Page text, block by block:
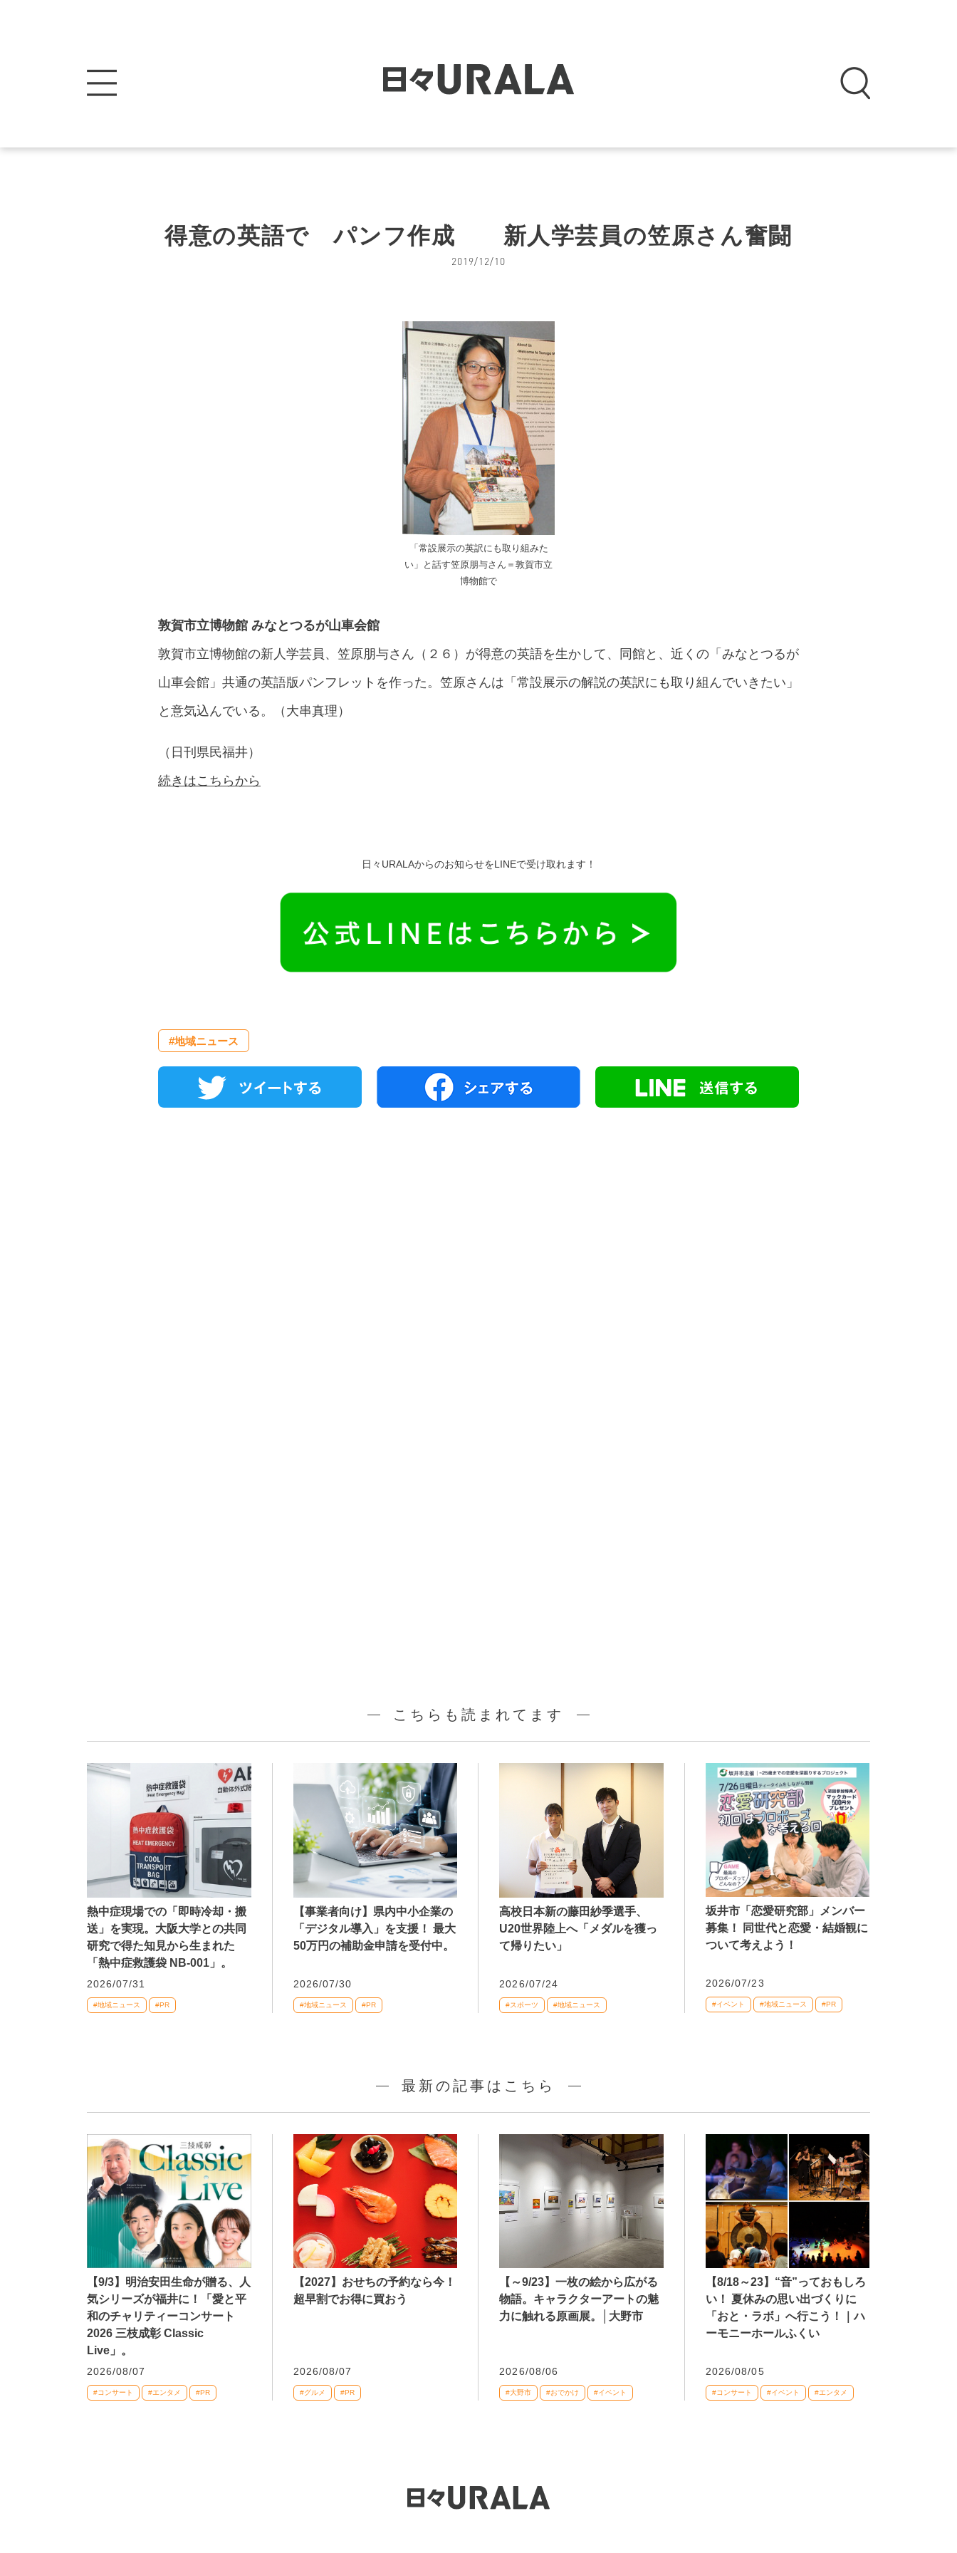
得意の英語で パンフ作成 新人学芸員の笠原さん奮闘
2019/12/10
「常設展示の英訳にも取り組みた
い」と話す笠原朋与さん＝敦賀市立
博物館で
敦賀市立博物館 みなとつるが山車会館
敦賀市立博物館の新人学芸員、笠原朋与さん（２６）が得意の英語を生かして、同館と、近くの「みなとつるが
山車会館」共通の英語版パンフレットを作った。笠原さんは「常設展示の解説の英訳にも取り組んでいきたい」
と意気込んでいる。（大串真理）
（日刊県民福井）
続きはこちらから
日々URALAからのお知らせをLINEで受け取れます！
#地域ニュース
こちらも読まれてます
熱中症現場での「即時冷却・搬
送」を実現。大阪大学との共同
研究で得た知見から生まれた
「熱中症救護袋 NB-001」。
2026/07/31
#地域ニュース #PR
【事業者向け】県内中小企業の
「デジタル導入」を支援！ 最大
50万円の補助金申請を受付中。
2026/07/30
#地域ニュース #PR
高校日本新の藤田紗季選手、
U20世界陸上へ「メダルを獲っ
て帰りたい」
2026/07/24
#スポーツ #地域ニュース
坂井市「恋愛研究部」メンバー
募集！ 同世代と恋愛・結婚観に
ついて考えよう！
2026/07/23
#イベント #地域ニュース #PR
最新の記事はこちら
【9/3】明治安田生命が贈る、人
気シリーズが福井に！「愛と平
和のチャリティーコンサート
2026 三枝成彰 Classic
Live」。
2026/08/07
#コンサート #エンタメ #PR
【2027】おせちの予約なら今！
超早割でお得に買おう
2026/08/07
#グルメ #PR
【～9/23】一枚の絵から広がる
物語。キャラクターアートの魅
力に触れる原画展。│大野市
2026/08/06
#大野市 #おでかけ #イベント
【8/18～23】“音”っておもしろ
い！ 夏休みの思い出づくりに
「おと・ラボ」へ行こう！｜ハ
ーモニーホールふくい
2026/08/05
#コンサート #イベント #エンタメ